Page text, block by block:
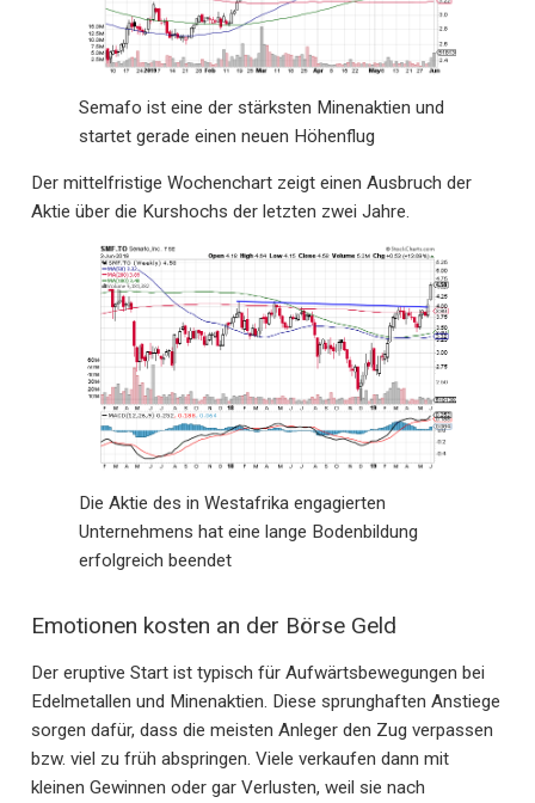
Semafo ist eine der stärksten Minenaktien und
startet gerade einen neuen Höhenflug
Der mittelfristige Wochenchart zeigt einen Ausbruch der
Aktie über die Kurshochs der letzten zwei Jahre.
Die Aktie des in Westafrika engagierten
Unternehmens hat eine lange Bodenbildung
erfolgreich beendet
Emotionen kosten an der Börse Geld
Der eruptive Start ist typisch für Aufwärtsbewegungen bei
Edelmetallen und Minenaktien. Diese sprunghaften Anstiege
sorgen dafür, dass die meisten Anleger den Zug verpassen
bzw. viel zu früh abspringen. Viele verkaufen dann mit
kleinen Gewinnen oder gar Verlusten, weil sie nach